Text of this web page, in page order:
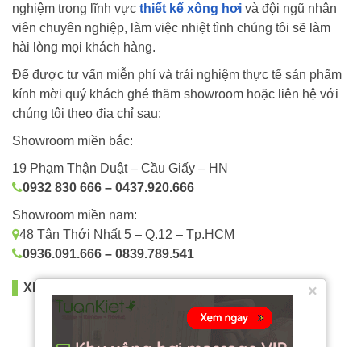
×
nghiệm trong lĩnh vực thiết kế xông hơi và đội ngũ nhân
viên chuyên nghiệp, làm việc nhiệt tình chúng tôi sẽ làm
hài lòng mọi khách hàng.
Để được tư vấn miễn phí và trải nghiệm thực tế sản phẩm
kính mời quý khách ghé thăm showroom hoặc liên hệ với
chúng tôi theo địa chỉ sau:
Showroom miền bắc:
19 Phạm Thận Duật – Cầu Giấy – HN
0932 830 666 – 0437.920.666
Showroom miền nam:
48 Tân Thới Nhất 5 – Q.12 – Tp.HCM
0936.091.666 – 0839.789.541
XEM THÊM